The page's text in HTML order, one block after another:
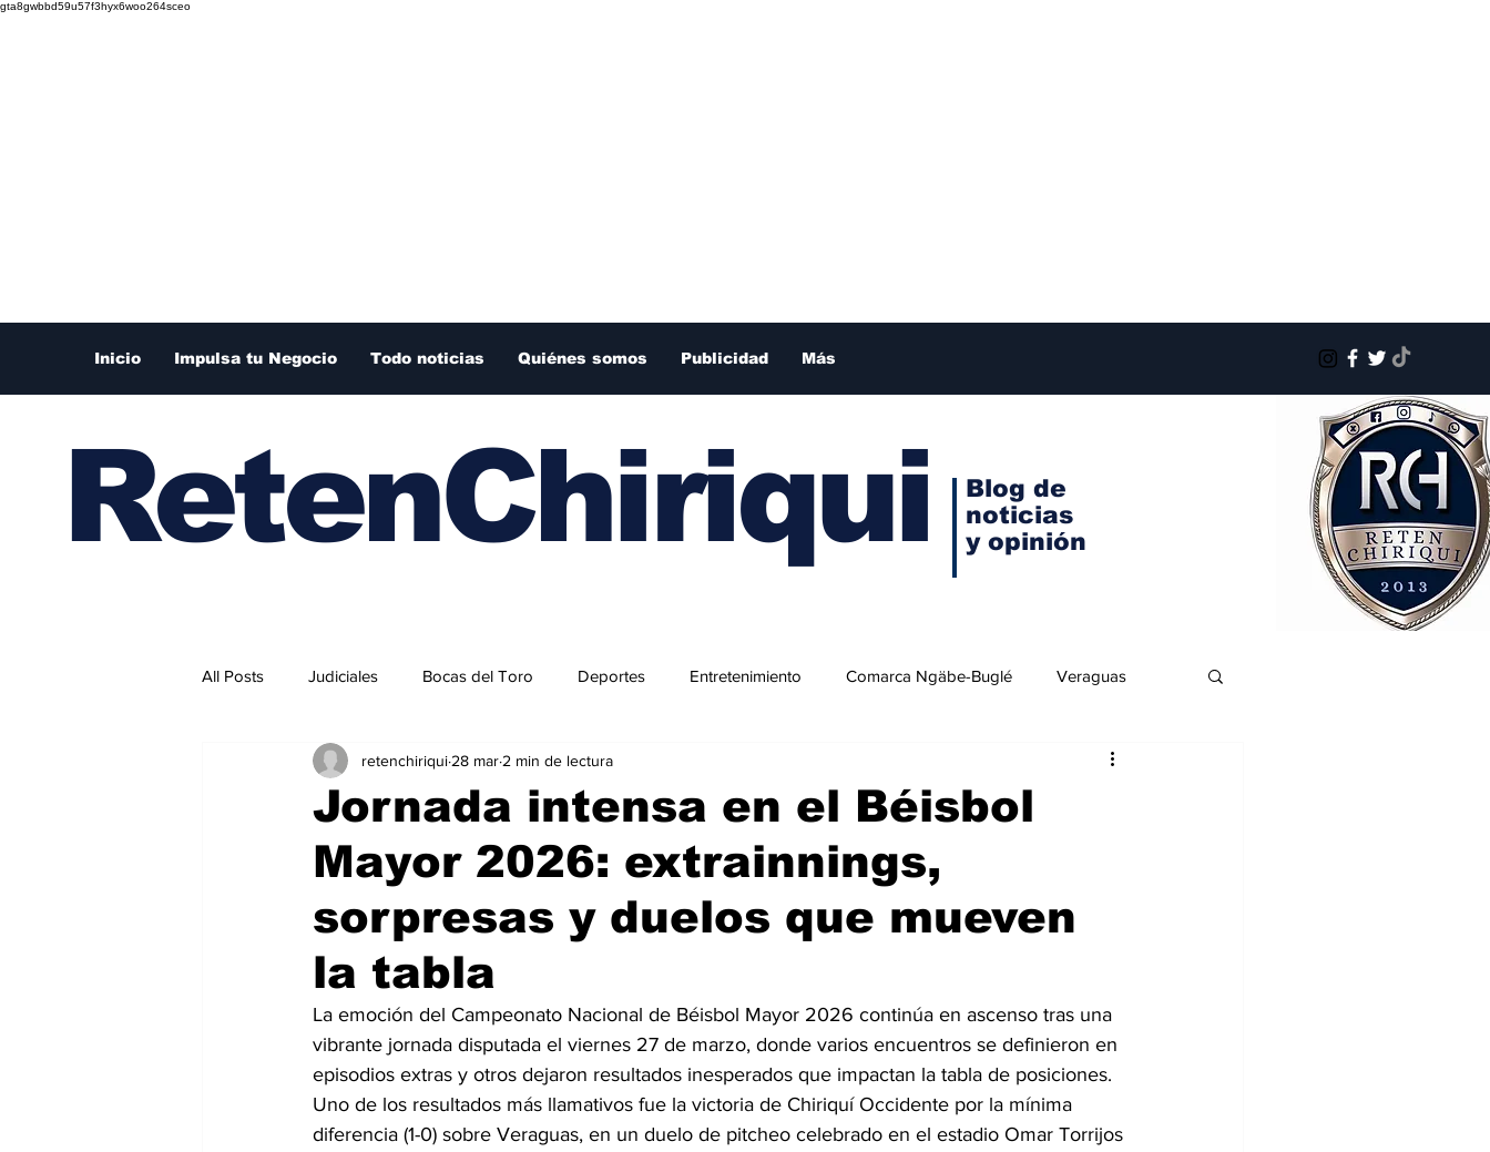
gta8gwbbd59u57f3hyx6woo264sceo
Inicio Impulsa tu Negocio Todo noticias Quiénes somos Publicidad Más
RetenChiriqui
Blog de
noticias
y opinión
All Posts Judiciales Bocas del Toro Deportes Entretenimiento Comarca Ngäbe-Buglé Veraguas
Internacionales
Jornada intensa en el Béisbol
Mayor 2026: extrainnings,
sorpresas y duelos que mueven
la tabla
retenchiriqui 28 mar 2 min de lectura
La emoción del Campeonato Nacional de Béisbol Mayor 2026 continúa en ascenso tras una
vibrante jornada disputada el viernes 27 de marzo, donde varios encuentros se definieron en
episodios extras y otros dejaron resultados inesperados que impactan la tabla de posiciones.
Uno de los resultados más llamativos fue la victoria de Chiriquí Occidente por la mínima
diferencia (1-0) sobre Veraguas, en un duelo de pitcheo celebrado en el estadio Omar Torrijos